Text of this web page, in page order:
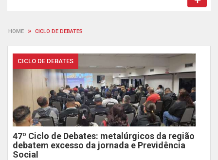
HOME » CICLO DE DEBATES
CICLO DE DEBATES
47º Ciclo de Debates: metalúrgicos da região
debatem excesso da jornada e Previdência
Social